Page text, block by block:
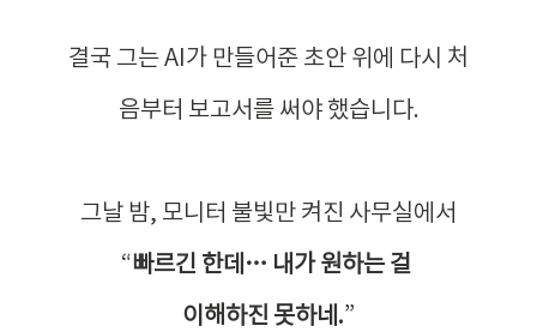
결국 그는 AI가 만들어준 초안 위에 다시 처
음부터 보고서를 써야 했습니다.
그날 밤, 모니터 불빛만 켜진 사무실에서
“빠르긴 한데… 내가 원하는 걸
이해하진 못하네.”